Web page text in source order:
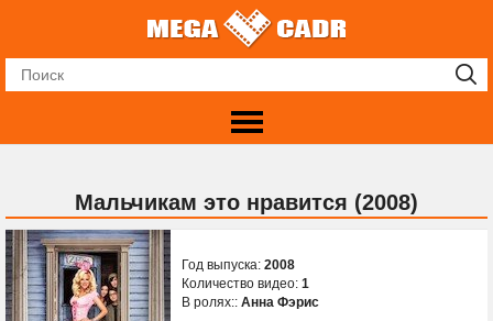
Мальчикам это нравится (2008)
Год выпуска: 2008
Количество видео: 1
В ролях:: Анна Фэрис